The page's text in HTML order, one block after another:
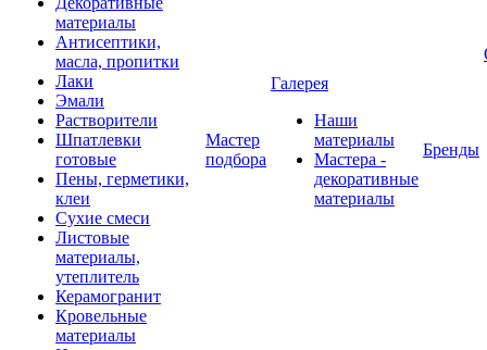
материалы
Антисептики,
масла, пропитки
Лаки
Эмали
Растворители
Шпатлевки
готовые
Пены, герметики,
клеи
Сухие смеси
Листовые
материалы,
утеплитель
Керамогранит
Кровельные
материалы
Мастер
подбора
Галерея
Наши
материалы
Мастера -
декоративные
материалы
Бренды